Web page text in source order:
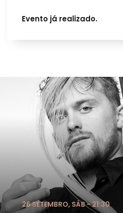
Evento já realizado.
26 SETEMBRO, SÁB - 21:30